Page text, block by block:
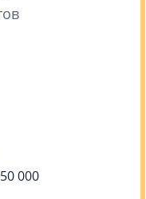
000
«Вертикаль»: поводом
выиграют те
еще больше